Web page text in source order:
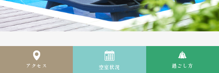
アクセス 空室状況 過ごし方